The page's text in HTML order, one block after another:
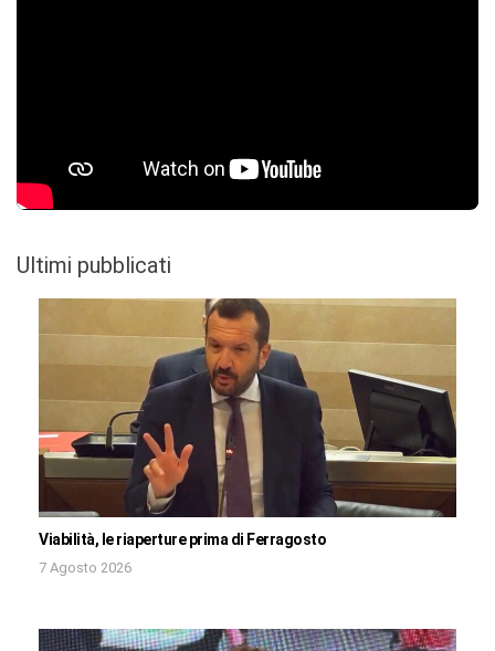
Ultimi pubblicati
Viabilità, le riaperture prima di Ferragosto
7 Agosto 2026